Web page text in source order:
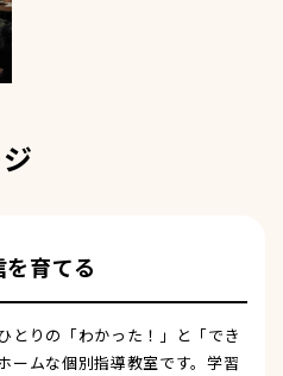
を育てる
とりの「わかった！」と「でき
ームな個別指導教室です。学習